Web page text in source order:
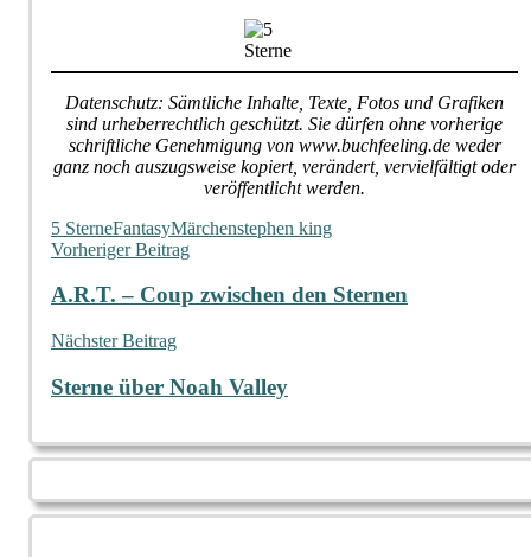
Datenschutz: Sämtliche Inhalte, Texte, Fotos und Grafiken
sind urheberrechtlich geschützt. Sie dürfen ohne vorherige
schriftliche Genehmigung von www.buchfeeling.de weder
ganz noch auszugsweise kopiert, verändert, vervielfältigt oder
veröffentlicht werden.
5 SterneFantasyMärchenstephen king
Beitragsnavigation
Vorheriger Beitrag
A.R.T. – Coup zwischen den Sternen
Nächster Beitrag
Sterne über Noah Valley